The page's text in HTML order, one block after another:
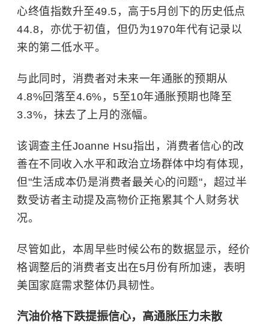
心终值指数升至49.5，高于5月创下的历史低点
44.8，亦优于初值，但仍为1970年代有记录以
来的第二低水平。
与此同时，消费者对未来一年通胀的预期从
4.8%回落至4.6%，5至10年通胀预期也降至
3.3%，抹去了上月的涨幅。
该调查主任Joanne Hsu指出，消费者信心的改
善在不同收入水平和政治立场群体中均有体现，
但"生活成本仍是消费者最关心的问题"，超过半
数受访者主动提及高物价正拖累其个人财务状
况。
尽管如此，本周早些时候公布的数据显示，经价
格调整后的消费者支出在5月份有所加速，表明
美国家庭需求整体仍具韧性。
汽油价格下跌提振信心，高通胀压力未散